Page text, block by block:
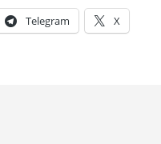
Telegram X